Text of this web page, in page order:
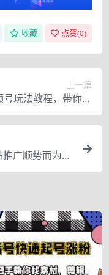
收藏 点赞(0)
上一篇
玩法教程，带你快
转快手文案视频账号
广顺势而为，